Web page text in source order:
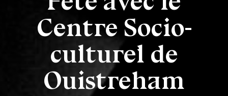
Centre Socio-
culturel de
Ouistreham